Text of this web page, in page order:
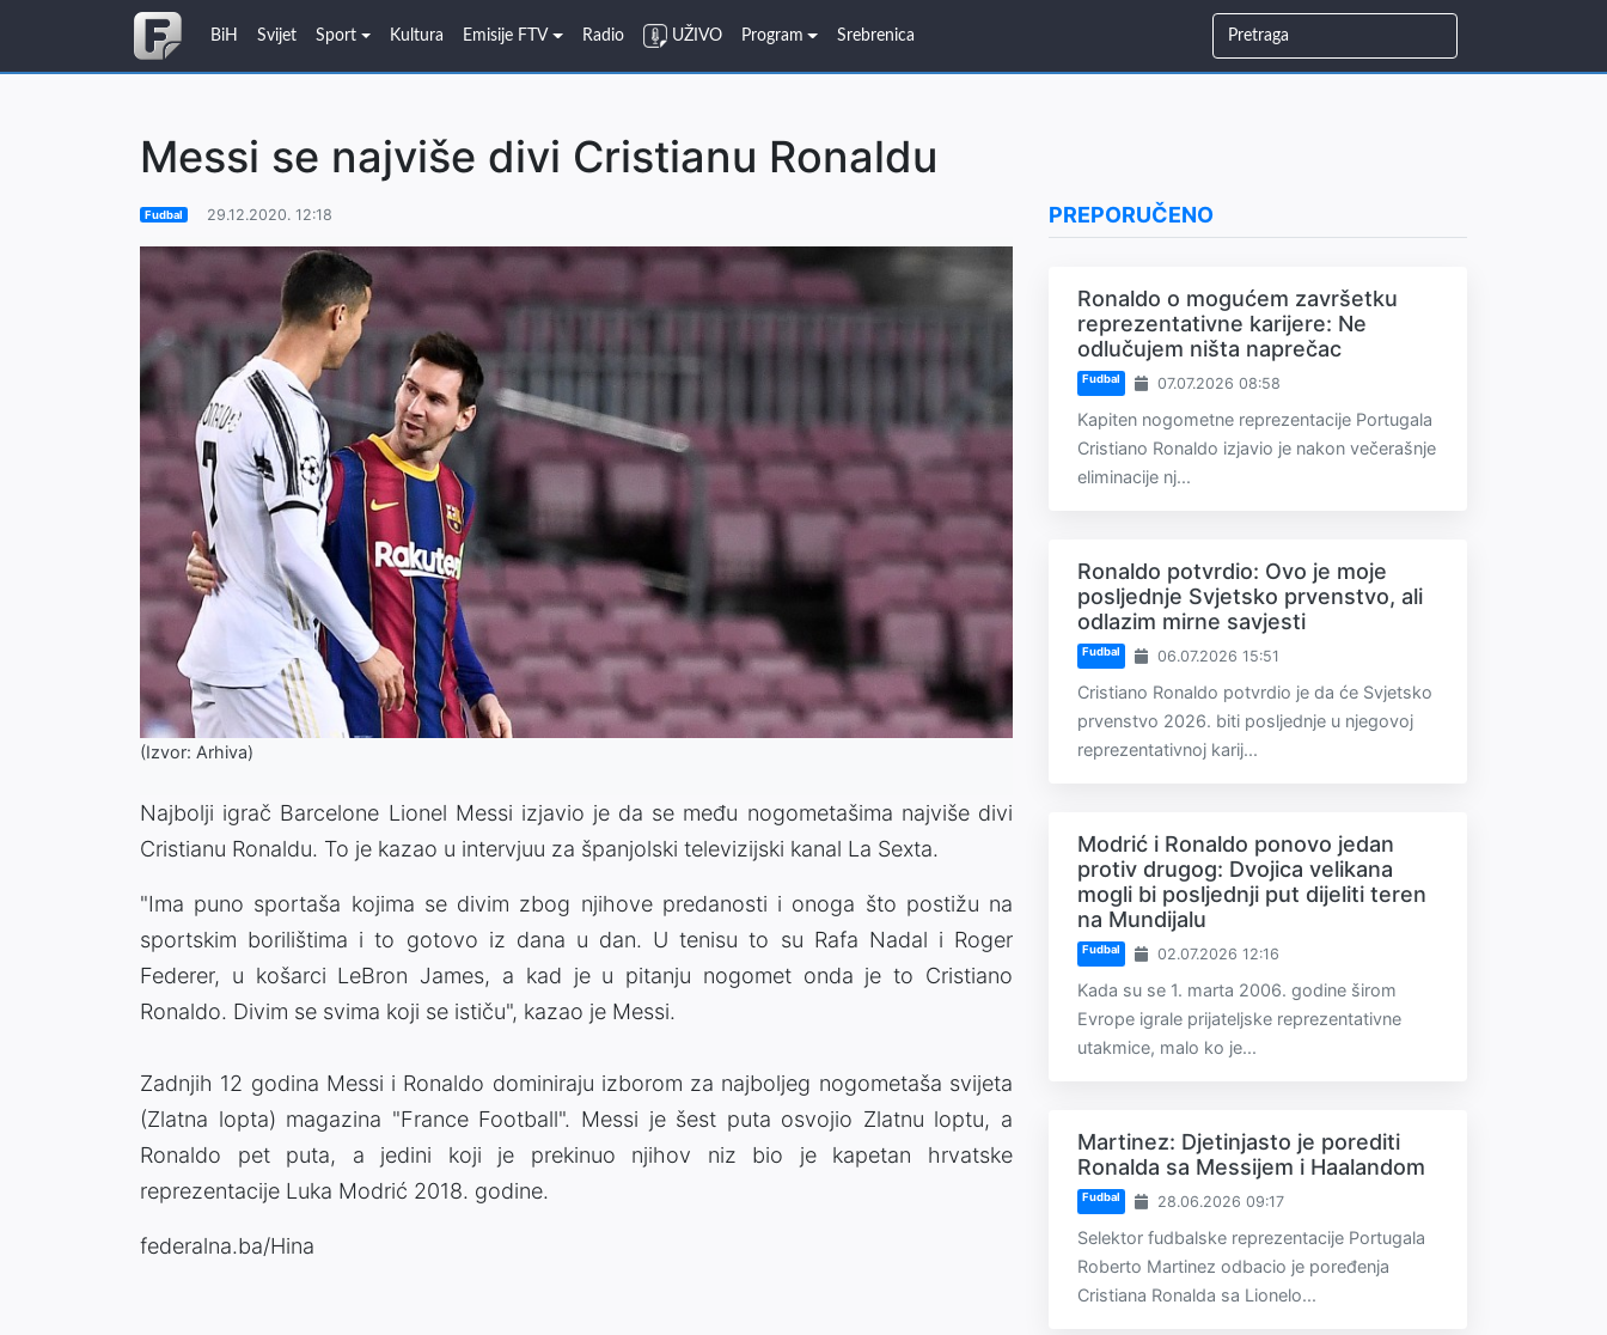
BiH Svijet Sport Kultura Emisije FTV Radio UŽIVO Program Srebrenica
Messi se najviše divi Cristianu Ronaldu
Fudbal 29.12.2020. 12:18
(Izvor: Arhiva)
Najbolji igrač Barcelone Lionel Messi izjavio je da se među nogometašima najviše divi
Cristianu Ronaldu. To je kazao u intervjuu za španjolski televizijski kanal La Sexta.
"Ima puno sportaša kojima se divim zbog njihove predanosti i onoga što postižu na
sportskim borilištima i to gotovo iz dana u dan. U tenisu to su Rafa Nadal i Roger
Federer, u košarci LeBron James, a kad je u pitanju nogomet onda je to Cristiano
Ronaldo. Divim se svima koji se ističu", kazao je Messi.
Zadnjih 12 godina Messi i Ronaldo dominiraju izborom za najboljeg nogometaša svijeta
(Zlatna lopta) magazina "France Football". Messi je šest puta osvojio Zlatnu loptu, a
Ronaldo pet puta, a jedini koji je prekinuo njihov niz bio je kapetan hrvatske
reprezentacije Luka Modrić 2018. godine.
federalna.ba/Hina
PREPORUČENO
Ronaldo o mogućem završetku
reprezentativne karijere: Ne
odlučujem ništa naprečac
Fudbal 07.07.2026 08:58
Kapiten nogometne reprezentacije Portugala
Cristiano Ronaldo izjavio je nakon večerašnje
eliminacije nj...
Ronaldo potvrdio: Ovo je moje
posljednje Svjetsko prvenstvo, ali
odlazim mirne savjesti
Fudbal 06.07.2026 15:51
Cristiano Ronaldo potvrdio je da će Svjetsko
prvenstvo 2026. biti posljednje u njegovoj
reprezentativnoj karij...
Modrić i Ronaldo ponovo jedan
protiv drugog: Dvojica velikana
mogli bi posljednji put dijeliti teren
na Mundijalu
Fudbal 02.07.2026 12:16
Kada su se 1. marta 2006. godine širom
Evrope igrale prijateljske reprezentativne
utakmice, malo ko je...
Martinez: Djetinjasto je porediti
Ronalda sa Messijem i Haalandom
Fudbal 28.06.2026 09:17
Selektor fudbalske reprezentacije Portugala
Roberto Martinez odbacio je poređenja
Cristiana Ronalda sa Lionelo...